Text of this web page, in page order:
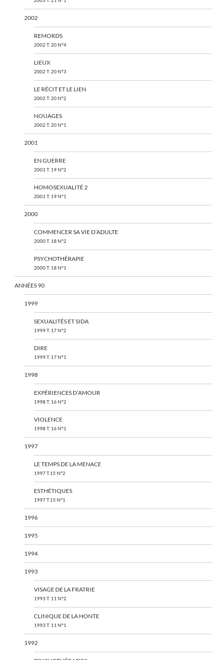
2002
REMORDS
2002 T. 20 N°4
LIEUX
2002 T. 20 N°3
LE RÉCIT ET LE LIEN
2002 T. 20 N°2
NOUAGES
2002 T. 20 N°1
2001
EN GUERRE
2001 T. 19 N°2
HOMOSEXUALITÉ 2
2001 T. 19 N°1
2000
COMMENCER SA VIE D’ADULTE
2000 T. 18 N°2
PSYCHOTHÉRAPIE
2000 T. 18 N°1
ANNÉES 90
1999
SEXUALITÉS ET SIDA
1999 T. 17 N°2
DIRE
1999 T. 17 N°1
1998
EXPÉRIENCES D’AMOUR
1998 T. 16 N°2
VIOLENCE
1998 T. 16 N°1
1997
LE TEMPS DE LA MENACE
1997 T.15 N°2
ESTHÉTIQUES
1997 T.15 N°1
1996
1995
1994
1993
VISAGE DE LA FRATRIE
1993 T. 11 N°2
CLINIQUE DE LA HONTE
1993 T. 11 N°1
1992